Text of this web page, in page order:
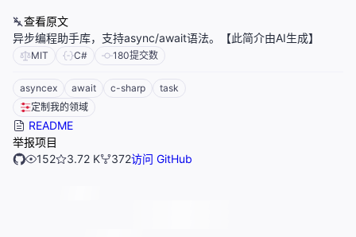
查看原文
异步编程助手库，支持async/await语法。【此简介由AI生成】
MIT C# 180提交数
asyncex await c-sharp
task
定制我的领域
README
举报项目
152
3.72 K 372访问 GitHub